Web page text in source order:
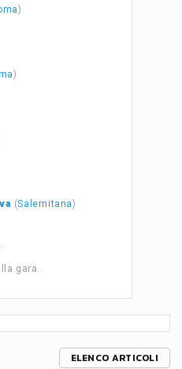
)
)
(Salernitana)
gara.
ELENCO ARTICOLI